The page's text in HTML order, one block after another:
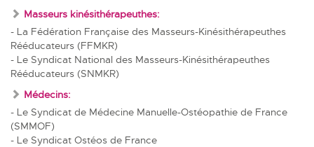
Masseurs kinésithérapeuthes:
- La Fédération Française des Masseurs-Kinésithérapeuthes
Rééducateurs (FFMKR)
- Le Syndicat National des Masseurs-Kinésithérapeuthes
Rééducateurs (SNMKR)
Médecins:
- Le Syndicat de Médecine Manuelle-Ostéopathie de France
(SMMOF)
- Le Syndicat Ostéos de France